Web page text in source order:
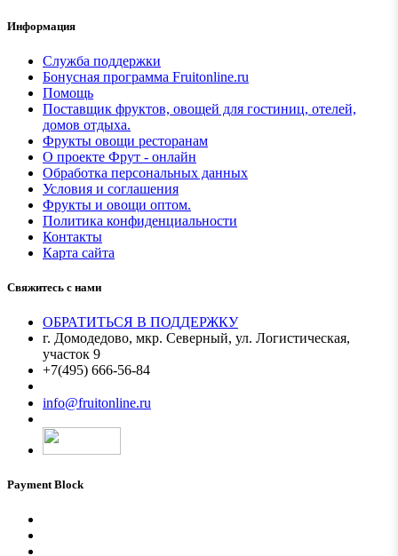
Информация
Служба поддержки
Бонусная программа Fruitonline.ru
Помощь
Поставщик фруктов, овощей для гостиниц, отелей,
домов отдыха.
Фрукты овощи ресторанам
О проекте Фрут - онлайн
Обработка персональных данных
Условия и соглашения
Фрукты и овощи оптом.
Политика конфиденциальности
Контакты
Карта сайта
Свяжитесь с нами
ОБРАТИТЬСЯ В ПОДДЕРЖКУ
г. Домодедово, мкр. Северный, ул. Логистическая,
участок 9
+7(495) 666-56-84
info@fruitonline.ru
Payment Block